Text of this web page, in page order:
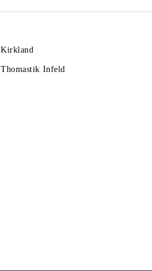
Kirkland
Thomastik Infeld